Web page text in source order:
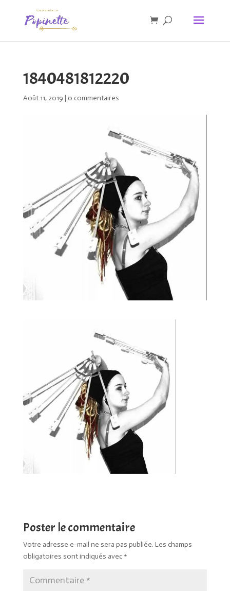
1840481812220
Août 11, 2019 | 0 commentaires
Poster le commentaire
Votre adresse e-mail ne sera pas publiée. Les champs
obligatoires sont indiqués avec *